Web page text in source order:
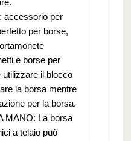
accessorio per
per borse,
e borse per
utilizzare il blocco
la borsa mentre
per la borsa.
MANO: La borsa
a telaio può